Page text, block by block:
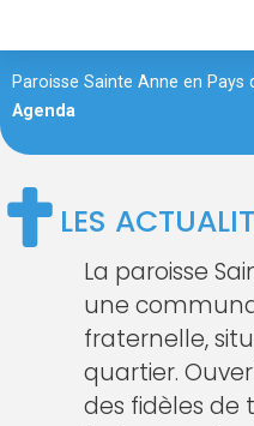
Paroisse Sainte Anne en Pays
Agenda
LES
La paroisse
une
fraternelle,
quartier.
des fidèles de